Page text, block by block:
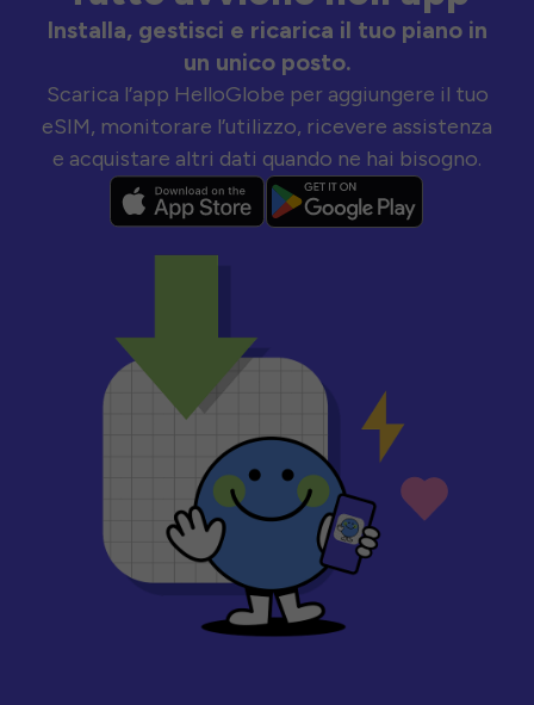
Installa, gestisci e ricarica il tuo piano in
un unico posto.
Scarica l’app HelloGlobe per aggiungere il tuo
eSIM, monitorare l’utilizzo, ricevere assistenza
e acquistare altri dati quando ne hai bisogno.